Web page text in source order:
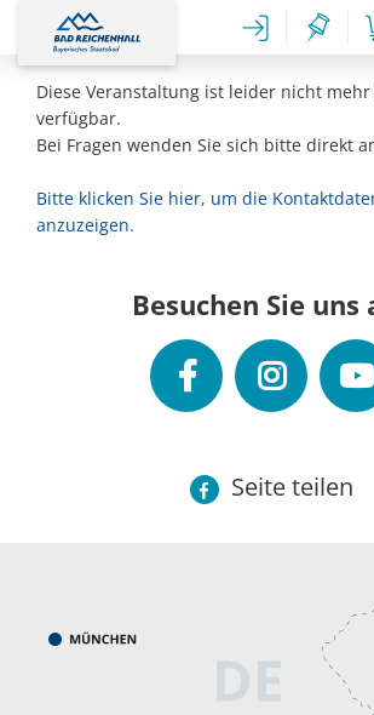
Diese Veranstaltung ist leider nicht mehr
verfügbar.
Bei Fragen wenden Sie sich bitte direkt
Bitte klicken Sie hier, um die
anzuzeigen.
Besuchen Sie uns
Seite teilen